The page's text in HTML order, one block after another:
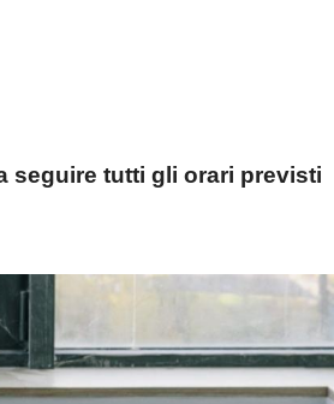
seguire tutti gli orari previsti